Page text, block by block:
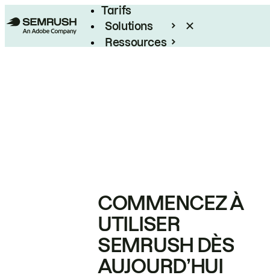
Tarifs
Solutions
Ressources
COMMENCEZ À
UTILISER
SEMRUSH DÈS
AUJOURD’HUI